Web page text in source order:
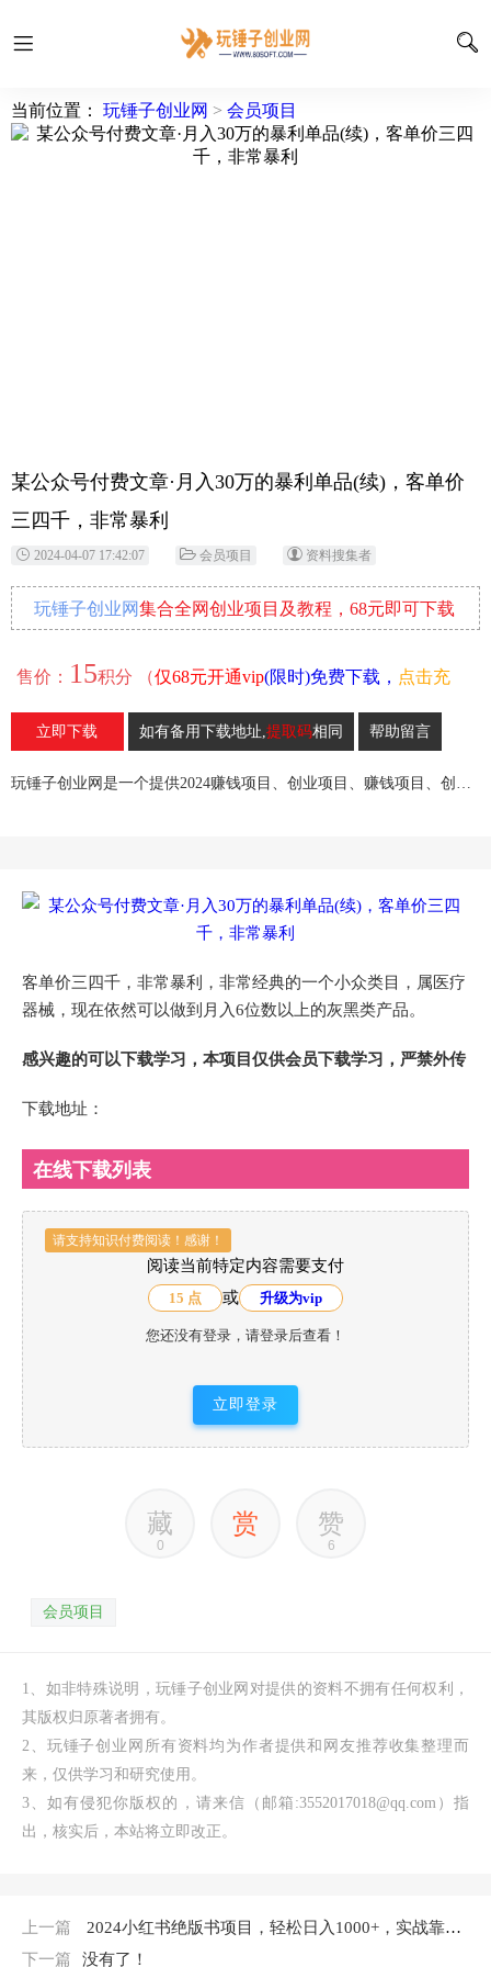
当前位置： 玩锤子创业网 > 会员项目
某公众号付费文章·月入30万的暴利单品(续)，客单价
三四千，非常暴利
2024-04-07 17:42:07 会员项目 资料搜集者
玩锤子创业网集合全网创业项目及教程，68元即可下载
售价： 15积分 （仅68元开通vip(限时)免费下载， 点击充
）
立即下载 如有备用下载地址,提取码相同 帮助留言
玩锤子创业网是一个提供2024赚钱项目、创业项目、赚钱项目、创业赚钱教程、引流教程的创业网,欢迎来玩锤子创业网！
客单价三四千，非常暴利，非常经典的一个小众类目，属医疗
器械，现在依然可以做到月入6位数以上的灰黑类产品。
感兴趣的可以下载学习，本项目仅供会员下载学习，严禁外传
下载地址：
在线下载列表
请支持知识付费阅读！感谢！
阅读当前特定内容需要支付
15 点 或 升级为vip
您还没有登录，请登录后查看！
立即登录
藏
0
赏 赞
6
会员项目
1、如非特殊说明，玩锤子创业网对提供的资料不拥有任何权利，
其版权归原著者拥有。
2、玩锤子创业网所有资料均为作者提供和网友推荐收集整理而
来，仅供学习和研究使用。
3、如有侵犯你版权的，请来信（邮箱:3552017018@qq.com）指
出，核实后，本站将立即改正。
上一篇
2024小红书绝版书项目，轻松日入1000+，实战靠谱落地项目
下一篇
没有了！